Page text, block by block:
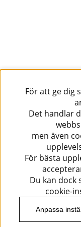
För att ge dig
Det handlar
men även
För bästa
Du kan dock
cookie-
Anpassa